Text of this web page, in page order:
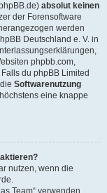
absolut keinen
der Forensoftware
werden
Deutschland e. V. in
phpbb.com,
du phpBB Limited
Softwarenutzung
eine knappe
nutzen, wenn die
Team“ verwenden.